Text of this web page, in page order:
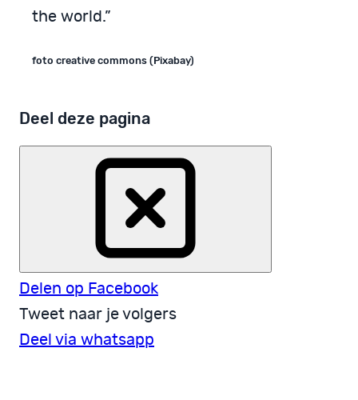
the world.”
foto creative commons (Pixabay)
Deel deze pagina
Delen op Facebook
Tweet naar je volgers
Deel via whatsapp